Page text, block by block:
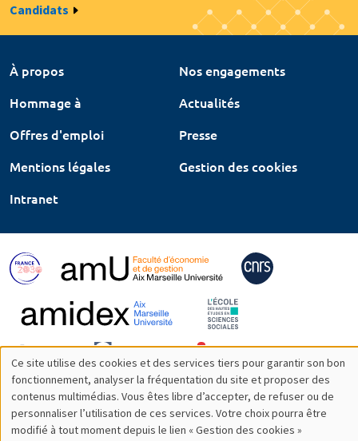
Candidats
À propos
Nos engagements
Hommage à
Actualités
Offres d'emploi
Presse
Mentions légales
Gestion des cookies
Intranet
Utilisation
des
Ce site utilise des cookies et des services tiers pour garantir son bon
fonctionnement, analyser la fréquentation du site et proposer des
contenus multimédias. Vous êtes libre d’accepter, de refuser ou de
personnaliser l’utilisation de ces services. Votre choix pourra être
modifié à tout moment depuis le lien « Gestion des cookies »